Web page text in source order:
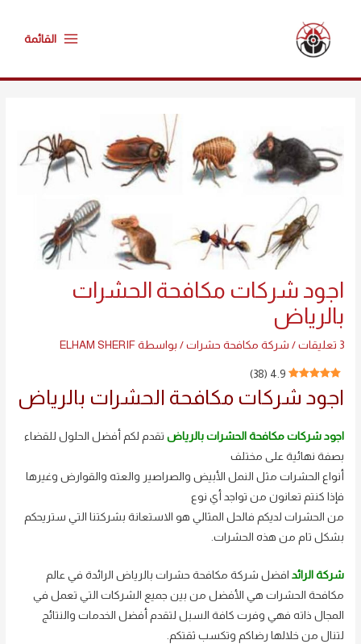
المحتوى
Menuالقائمة
اجود شركات مكافحة الحشرات
بالرياض
3 تعليقات / شركة مكافحة حشرات / بواسطة ELHAM SHERIF
4.9
(
38
)
اجود شركات مكافحة الحشرات بالرياض
اجود شركات مكافحة الحشرات بالرياض تقدم لكم أفضل الحلول للقضاء
بصفة نهائية على مختلف
أنواع الحشرات مثل النمل الأبيض والصراصير والعته والقوارض وغيرها
فإذا كنتم تعانون من تواجد أي نوع
من الحشرات لديكم فالحل المثالي هو الاستعانة بشركتنا التي ستريحكم
بشكل تام من هذه الحشرات.
شركة الرائد افضل شركة مكافحة حشرات بالرياض الرائدة في عالم
مكافحة الحشرات هي الأفضل من بين جميع الشركات التي تعمل في
المجال ذاته فهي وفرت كافة السبل لتقدم أفضل الخدمات والنتائج
لتنال من خلالها رضاكم وتكسب ثقتكم.